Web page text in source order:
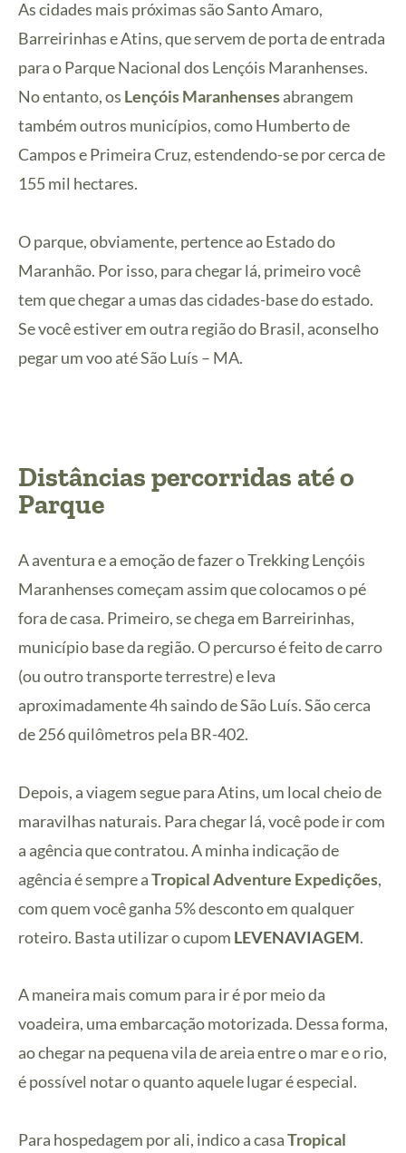
As cidades mais próximas são Santo Amaro,
Barreirinhas e Atins, que servem de porta de entrada
para o Parque Nacional dos Lençóis Maranhenses.
No entanto, os Lençóis Maranhensesabrangem
também outros municípios, como Humberto de
Campos e Primeira Cruz, estendendo-se por cerca de
155 mil hectares.
O parque, obviamente, pertence ao Estado do
Maranhão. Por isso, para chegar lá, primeiro você
tem que chegar a umas das cidades-base do estado.
Se você estiver em outra região do Brasil, aconselho
pegar um voo até São Luís – MA.
Distâncias percorridas até o
Parque
A aventura e a emoção de fazer o Trekking Lençóis
Maranhenses começam assim que colocamos o pé
fora de casa. Primeiro, se chega em Barreirinhas,
município base da região. O percurso é feito de carro
(ou outro transporte terrestre) e leva
aproximadamente 4h saindo de São Luís. São cerca
de 256 quilômetros pela BR-402.
Depois, a viagem segue para Atins, um local cheio de
maravilhas naturais. Para chegar lá, você pode ir com
a agência que contratou. A minha indicação de
agência é sempre aTropical Adventure Expedições,
com quem você ganha 5% desconto em qualquer
roteiro. Basta utilizar o cupom LEVENAVIAGEM.
A maneira mais comum para ir é por meio da
voadeira, uma embarcação motorizada. Dessa forma,
ao chegar na pequena vila de areia entre o mar e o rio,
é possível notar o quanto aquele lugar é especial.
Para hospedagem por ali, indico a casaTropical